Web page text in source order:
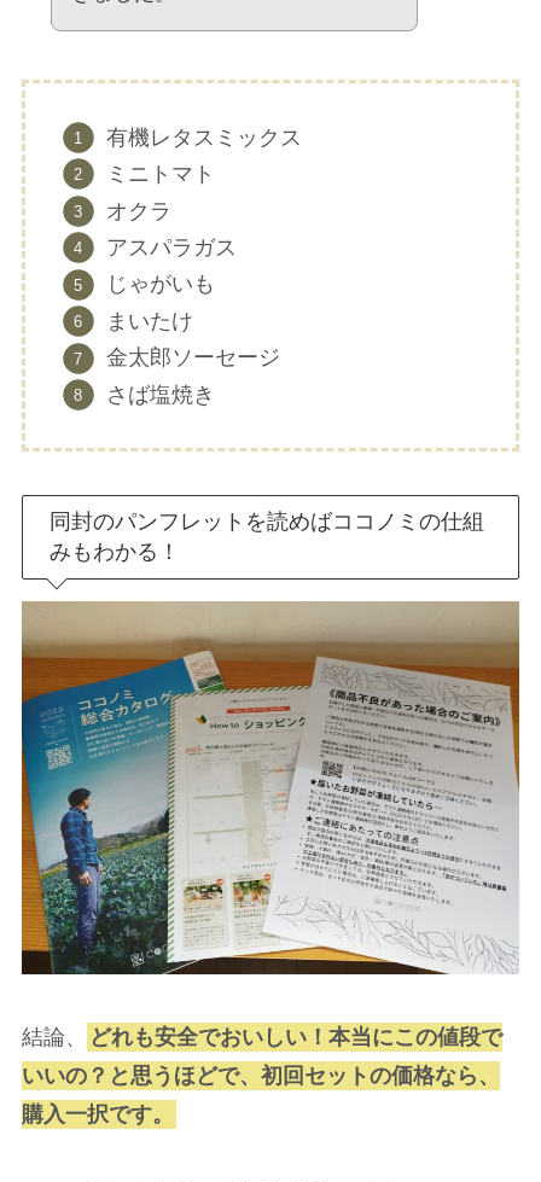
有機レタスミックス
ミニトマト
オクラ
アスパラガス
じゃがいも
まいたけ
金太郎ソーセージ
さば塩焼き
同封のパンフレットを読めばココノミの仕組
みもわかる！
結論、
どれも安全でおいしい！本当にこの値段で
いいの？と思うほどで、初回セットの価格なら、
購入一択です。